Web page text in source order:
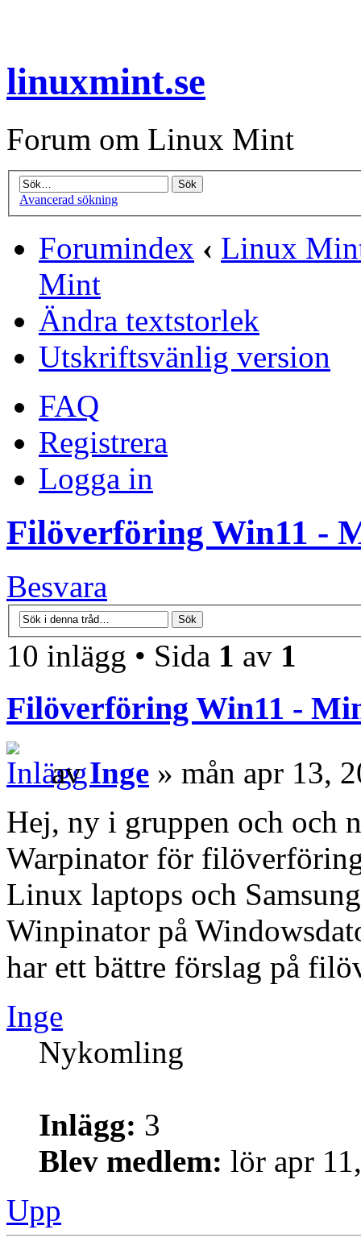
linuxmint.se
Forum om Linux Mint
Avancerad sökning
Forumindex ‹ Linux
Mint
Ändra textstorlek
Utskriftsvänlig version
FAQ
Registrera
Logga in
Filöverföring Win11 -
Besvara
10 inlägg • Sida 1 av 1
Filöverföring Win11 -
avInge » mån apr 13,
Hej, ny i gruppen och och
Warpinator för
Linux laptops och
Winpinator på
har ett bättre förslag på
Inge
Nykomling
Inlägg: 3
Blev medlem: lör apr
Upp